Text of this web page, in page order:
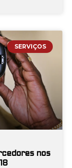
SERVIÇOS
nos